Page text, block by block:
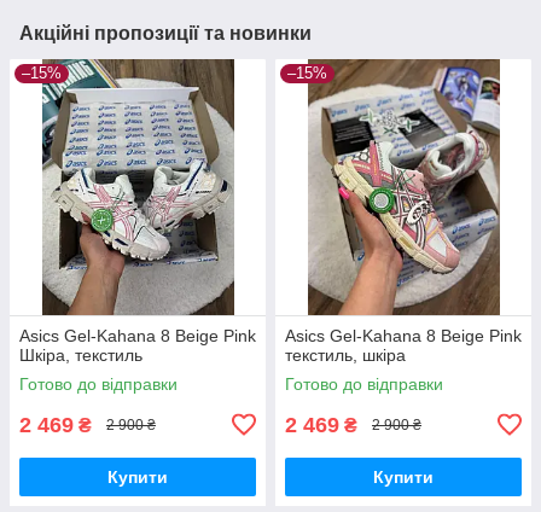
Акційні пропозиції та новинки
–15%
Asics Gel-Kahana 8 Beige Pink
Шкіра, текстиль
Готово до відправки
2 469 ₴ 2 900 ₴
Купити
–15%
Asics Gel-Kahana 8 Beige Pink
текстиль, шкіра
Готово до відправки
2 469 ₴ 2 900 ₴
Купити